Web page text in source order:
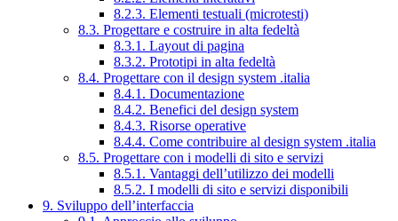
8.2.3. Elementi testuali (microtesti)
8.3. Progettare e costruire in alta fedeltà
8.3.1. Layout di pagina
8.3.2. Prototipi in alta fedeltà
8.4. Progettare con il design system .italia
8.4.1. Documentazione
8.4.2. Benefici del design system
8.4.3. Risorse operative
8.4.4. Come contribuire al design system .italia
8.5. Progettare con i modelli di sito e servizi
8.5.1. Vantaggi dell’utilizzo dei modelli
8.5.2. I modelli di sito e servizi disponibili
9. Sviluppo dell’interfaccia